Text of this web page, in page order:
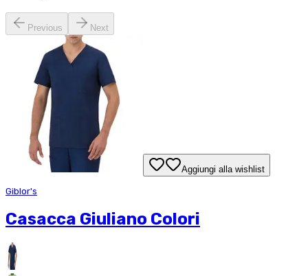
Previous Next
Aggiungi alla wishlist
Giblor's
Casacca Giuliano Colori